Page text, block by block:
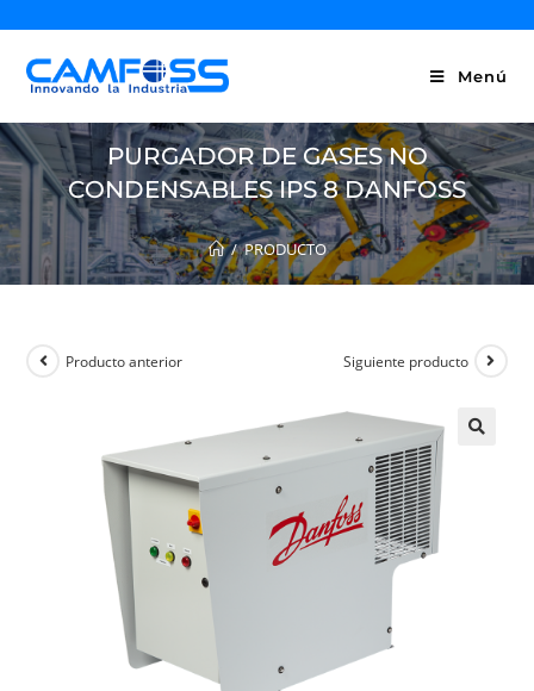
Menú
PURGADOR DE GASES NO
CONDENSABLES IPS 8 DANFOSS
/ PRODUCTO
Producto anterior Siguiente producto